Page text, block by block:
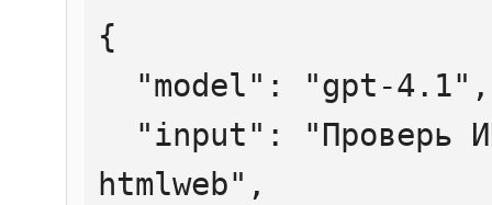
{
htmlweb",